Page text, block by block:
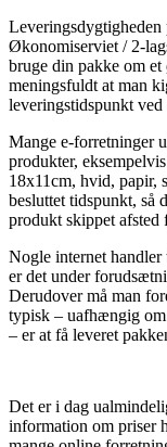
Økonomiserviet / 2-
bruge din pakke om
meningsfuldt at man
leveringstidspunkt
Mange e-forretninger
produkter,
18x11cm, hvid, papir,
besluttet tidspunkt, så
produkt skippet afsted
Nogle internet
er det under
Derudover må man
typisk – uafhængig
– er at få leveret
Det er i dag
information om priser